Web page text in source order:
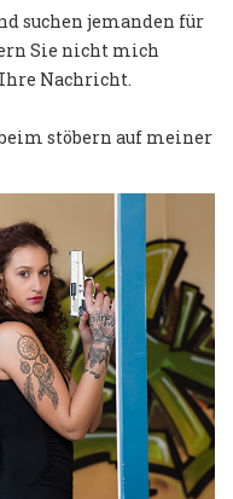
suchen jemanden für
Sie nicht mich
Nachricht.
stöbern auf meiner